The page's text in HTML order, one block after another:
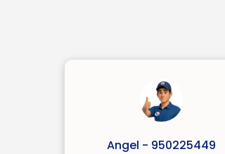
Angel - 950225449